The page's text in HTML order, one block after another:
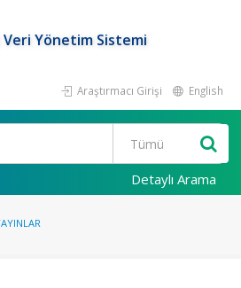
Yönetim Sistemi
Araştırmacı Girişi English
Detaylı Arama